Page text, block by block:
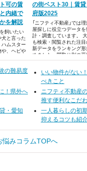
可の賃
内緒で
を解説
飼いたい
犬と言った
ムスター
や、ヘビや
広がります
の街ベスト30｜賃貸
府版2025
「ニフティ不動産」では
屋探しに役立つデータ
計・調査しています。
も検索・閲覧された注
新データをランキング形
めました。間取り別の平
掲載物件情報数を一挙公
の難易度
いい物件がない
べきこと
！県外へ
ニフティ不動産
推す便利なこだ
・愛知
一人暮らしの初
抑えるコツも紹
悩みコラムTOPへ